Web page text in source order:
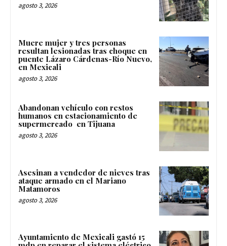
agosto 3, 2026
Muere mujer y tres personas
resultan lesionadas tras choque en
puente Lázaro Cárdenas-Río Nuevo,
en Mexicali
agosto 3, 2026
Abandonan vehículo con restos
humanos en estacionamiento de
supermercado en Tijuana
agosto 3, 2026
Asesinan a vendedor de nieves tras
ataque armado en el Mariano
Matamoros
agosto 3, 2026
Ayuntamiento de Mexicali gastó 15